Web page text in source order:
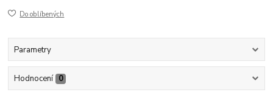
Do oblíbených
Parametry
Hodnocení 0